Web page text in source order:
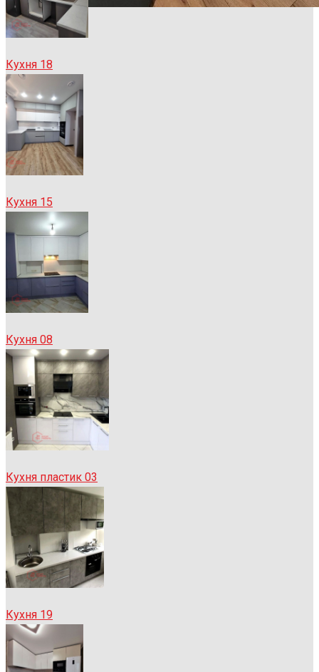
Кухня 18
Кухня 15
Кухня 08
Кухня пластик 03
Кухня 19